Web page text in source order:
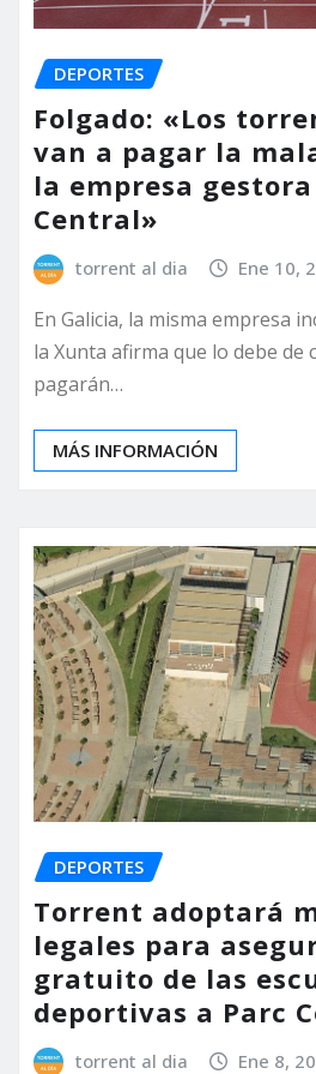
DEPORTES
Folgado: «Los
van a pagar la
la empresa
Central»
torrent al dia Ene 10,
En Galicia, la misma empresa
la Xunta afirma que lo debe de
pagarán…
MÁS INFORMACIÓN
DEPORTES
Torrent adoptará
legales para
gratuito de las
deportivas a Parc
torrent al dia Ene 8,